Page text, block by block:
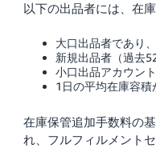
以下の出品者には、在
大口出品者であり
新規出品者（過去
小口出品アカウン
1日の平均在庫容
在庫保管追加手数料の
れ、フルフィルメント